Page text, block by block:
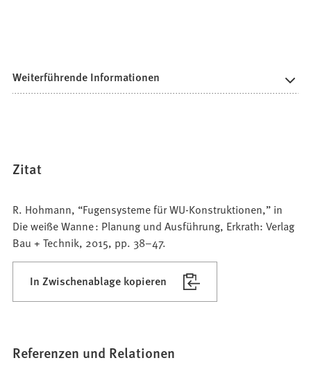
Weiterführende Informationen
Zitat
R. Hohmann, “Fugensysteme für WU-Konstruktionen,” in
Die weiße Wanne : Planung und Ausführung, Erkrath: Verlag
Bau + Technik, 2015, pp. 38–47.
In Zwischenablage kopieren
Referenzen und Relationen